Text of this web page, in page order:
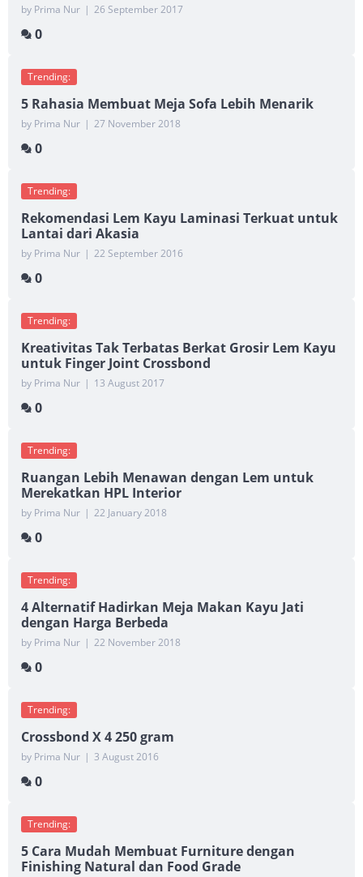
by Prima Nur | 26 September 2017
0
Trending:
5 Rahasia Membuat Meja Sofa Lebih Menarik
by Prima Nur | 27 November 2018
0
Trending:
Rekomendasi Lem Kayu Laminasi Terkuat untuk
Lantai dari Akasia
by Prima Nur | 22 September 2016
0
Trending:
Kreativitas Tak Terbatas Berkat Grosir Lem Kayu
untuk Finger Joint Crossbond
by Prima Nur | 13 August 2017
0
Trending:
Ruangan Lebih Menawan dengan Lem untuk
Merekatkan HPL Interior
by Prima Nur | 22 January 2018
0
Trending:
4 Alternatif Hadirkan Meja Makan Kayu Jati
dengan Harga Berbeda
by Prima Nur | 22 November 2018
0
Trending:
Crossbond X 4 250 gram
by Prima Nur | 3 August 2016
0
Trending:
5 Cara Mudah Membuat Furniture dengan
Finishing Natural dan Food Grade